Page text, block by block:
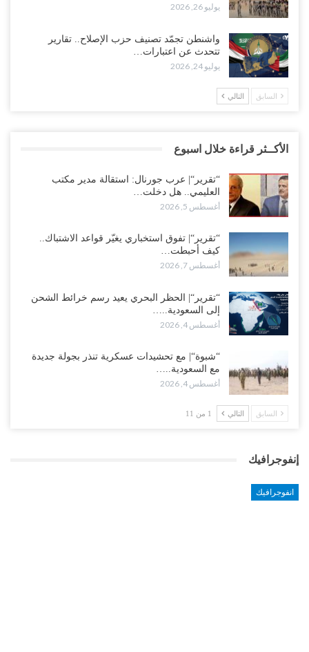
يوليو 26, 2026
واشنطن تجمّد تصنيف حزب الإصلاح.. تقارير
تتحدث عن اعتبارات…
يوليو 24, 2026
السابق التالي
الأكــثر قراءة خلال اسبوع
“تقرير“| عرب جورنال: استقالة مدير مكتب
العليمي.. هل دخلت…
أغسطس 5, 2026
“تقرير“| تفوق استخباري يغيّر قواعد الاشتباك..
كيف أحبطت…
أغسطس 7, 2026
“تقرير“| الحظر البحري يعيد رسم خرائط الشحن
إلى السعودية..…
أغسطس 4, 2026
“شبوة“| مع تحشيدات عسكرية تنذر بجولة جديدة
مع السعودية..…
أغسطس 4, 2026
السابق التالي 1 من 11
إنفوجرافيك
انفوجرافيك